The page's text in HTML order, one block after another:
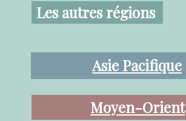
Les autres régions
Asie Pacifique
Moyen-Orient